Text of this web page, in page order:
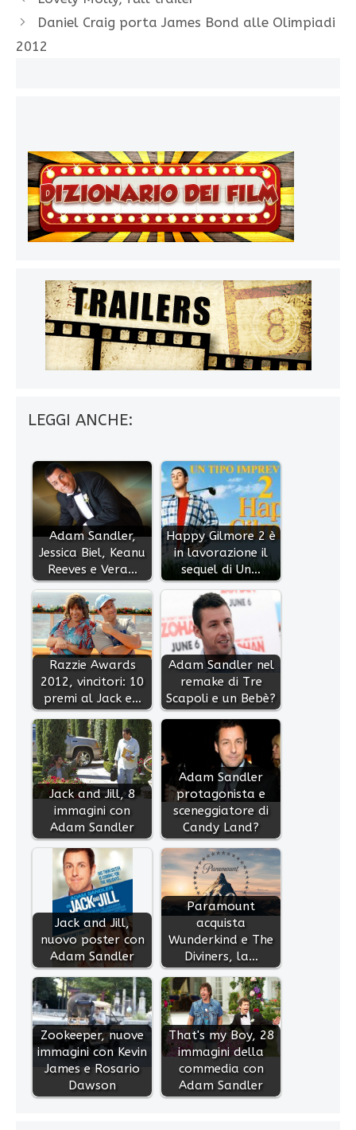
Daniel Craig porta James Bond alle Olimpiadi
2012
LEGGI ANCHE:
Adam Sandler,
Jessica Biel, Keanu
Reeves e Vera…
Happy Gilmore 2 è
in lavorazione il
sequel di Un…
Razzie Awards
2012, vincitori: 10
premi al Jack e…
Adam Sandler nel
remake di Tre
Scapoli e un Bebè?
Jack and Jill, 8
immagini con
Adam Sandler
Adam Sandler
protagonista e
sceneggiatore di
Candy Land?
Jack and Jill,
nuovo poster con
Adam Sandler
Paramount
acquista
Wunderkind e The
Diviners, la…
Zookeeper, nuove
immagini con Kevin
James e Rosario
Dawson
That's my Boy, 28
immagini della
commedia con
Adam Sandler